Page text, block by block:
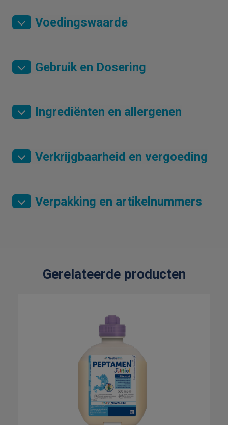
Voedingswaarde
Gebruik en Dosering
Ingrediënten en allergenen
Verkrijgbaarheid en vergoeding
Verpakking en artikelnummers
Gerelateerde producten